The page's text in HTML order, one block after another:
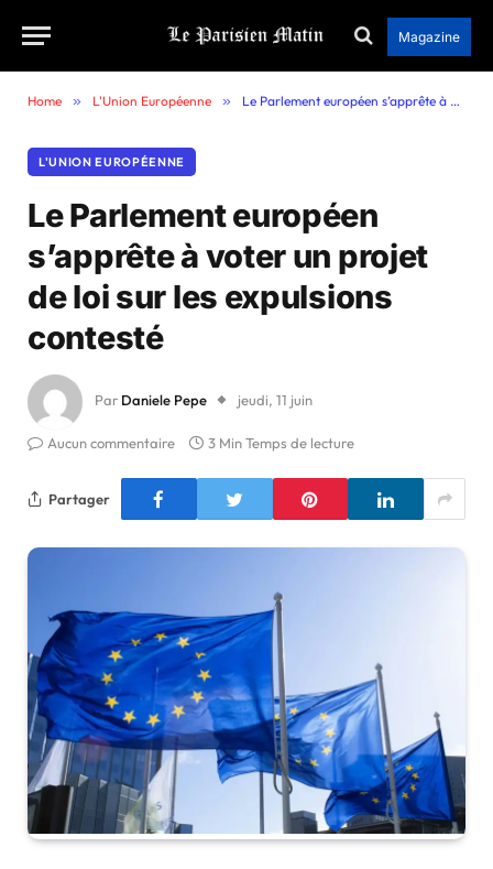
Magazine
Home » L'Union Européenne » Le Parlement européen s’apprête à voter un projet de loi sur les expulsions contesté
L'UNION EUROPÉENNE
Le Parlement européen
s’apprête à voter un projet
de loi sur les expulsions
contesté
Par Daniele Pepe jeudi, 11 juin
Aucun commentaire 3 Min Temps de lecture
Partager